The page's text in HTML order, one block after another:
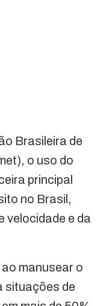
Brasileira de
o uso do
principal
no Brasil,
velocidade e da
manusear o
situações de